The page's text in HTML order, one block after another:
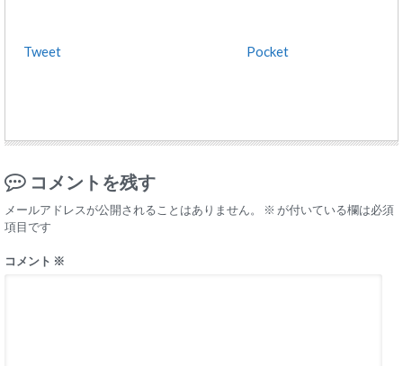
Tweet Pocket
コメントを残す
メールアドレスが公開されることはありません。 ※ が付いている欄は必須
項目です
コメント ※